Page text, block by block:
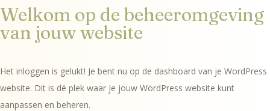
Welkom op de beheeromgeving
van jouw website
Het inloggen is gelukt! Je bent nu op de dashboard van je WordPress
website. Dit is dé plek waar je jouw WordPress website kunt
aanpassen en beheren.